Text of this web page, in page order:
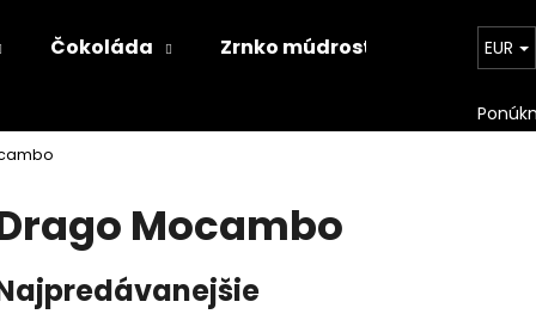
Čokoláda Zrnko múdrosti Kontakt
EUR
Mocambo
Čo potrebujete nájsť?